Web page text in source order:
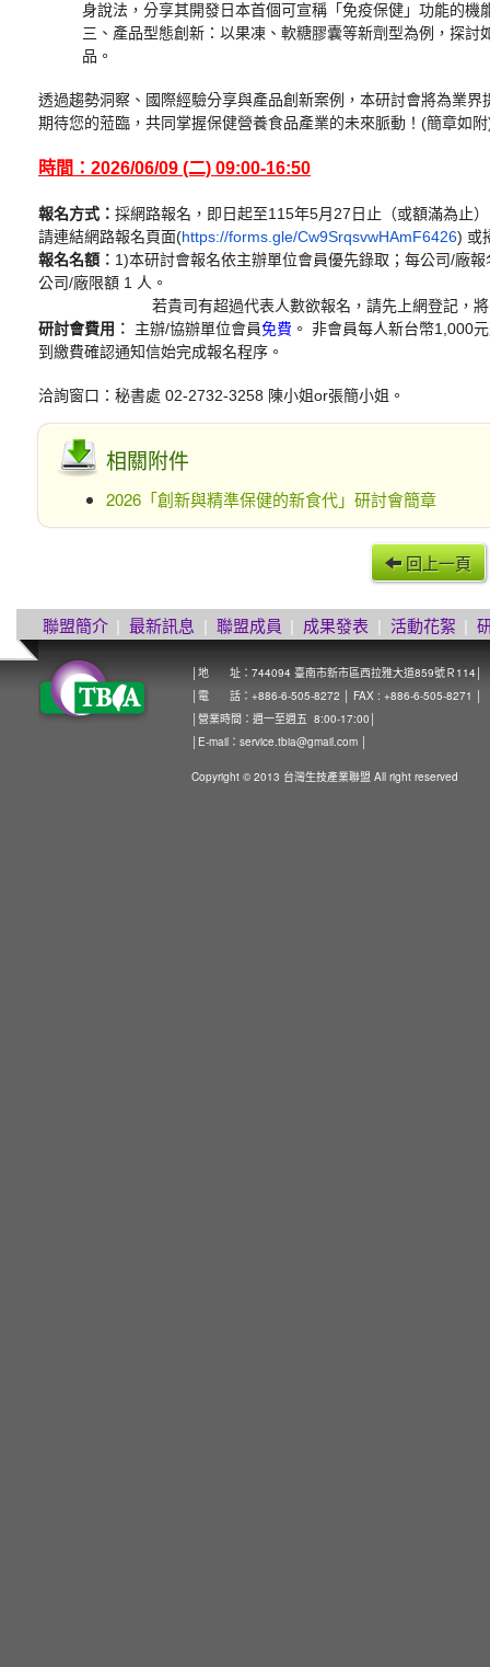
身說法，分享其開發日本首個可宣稱「免疫保健」功能的機
三、產品型態創新：以果凍、軟糖膠囊等新劑型為例，探
品。
透過趨勢洞察、國際經驗分享與產品創新案例，本研討會將為業
期待您的蒞臨，共同掌握保健營養食品產業的未來脈動！(簡章如
時間：2026/06/09 (二) 09:00-16:50
報名方式： 採網路報名，即日起至115年5月27日止（或額滿為止
請連結網路報名頁面(https://forms.gle/Cw9SrqsvwHAmF6426) 或
報名名額︰ 1)本研討會報名依主辦單位會員優先錄取；每公司/廠
公司/廠限額 1 人。
若貴司有超過代表人數欲報名，請先上網登記，將
研討會費用︰
主辦/協辦單位會員免費 。 非會員每人新台幣1,000
到繳費確認通知信始完成報名程序。
洽詢窗口：秘書處 02-2732-3258 陳小姐or張簡小姐。
相關附件
2026「創新與精準保健的新食代」研討會簡章
回上一頁
聯盟簡介 | 最新訊息 | 聯盟成員 | 成果發表 | 活動花絮 |
│地 址：744094 臺南市新市區西拉雅大道859號Ｒ114│
│電 話：+886-6-505-8272 │ FAX : +886-6-505-8271 │
│營業時間：週一至週五 8:00-17:00│
│E-mail： service.tbia@gmail.com
Copyright © 2013 台灣生技產業聯盟 All right reserved